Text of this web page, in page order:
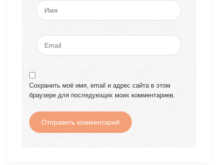
Сохранить моё имя, email и адрес сайта в этом
браузере для последующих моих комментариев.